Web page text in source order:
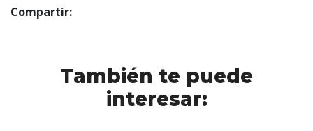
Compartir:
También te puede
interesar: